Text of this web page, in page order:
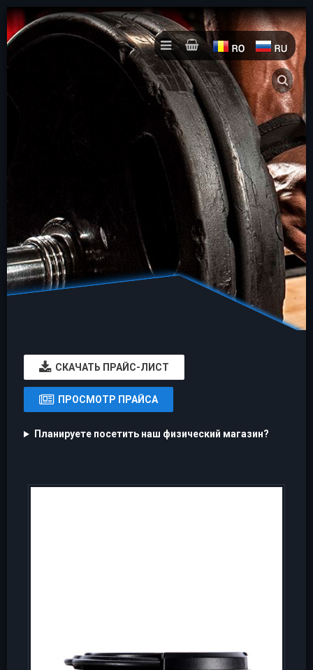
CКАЧАТЬ ПРАЙС-ЛИСТ
ПРОСМОТР ПРАЙСА
Планируете посетить наш физический магазин?